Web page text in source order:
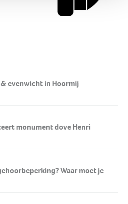
evenwicht in Hoormij
monument dove Henri
Waar moet je